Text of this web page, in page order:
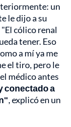
un
le dijo a su
cólico renal
tener. Eso
a mí ya me
el tiro, pero le
médico antes
conectado a
, explicó en un